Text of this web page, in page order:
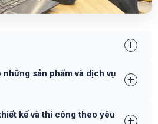
những sản phẩm và dịch vụ
kế và thi công theo yêu